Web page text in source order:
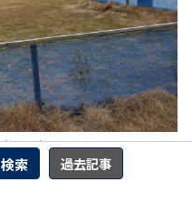
検索 過去記事
き地が。私設の公園だ